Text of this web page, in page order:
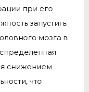
при его
запустить
мозга в
снижением
что